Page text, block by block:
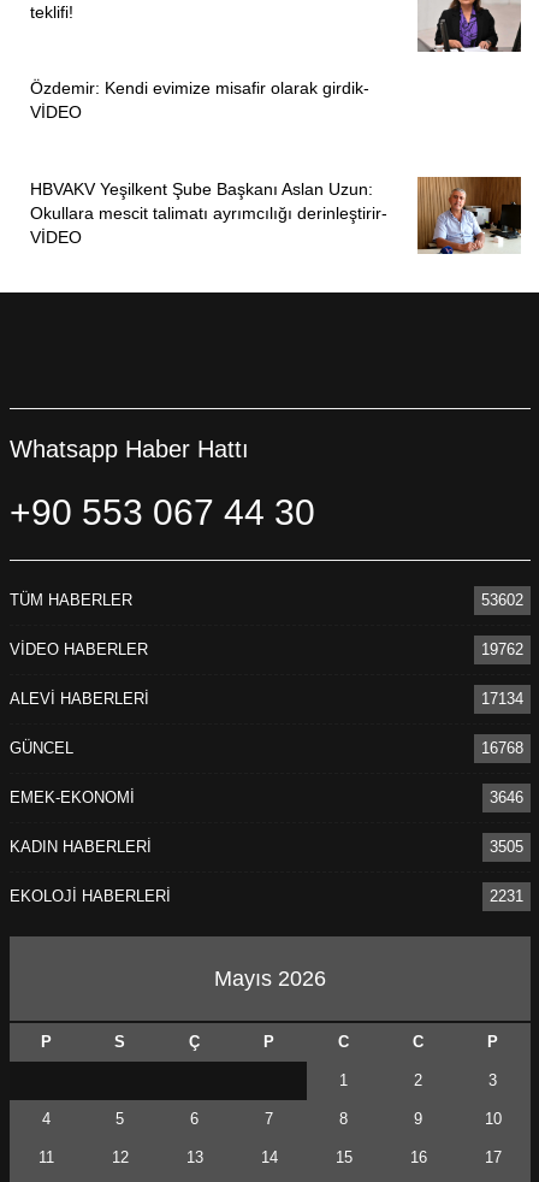
teklifi!
Özdemir: Kendi evimize misafir olarak girdik-
VİDEO
HBVAKV Yeşilkent Şube Başkanı Aslan Uzun:
Okullara mescit talimatı ayrımcılığı derinleştirir-
VİDEO
Whatsapp Haber Hattı
+90 553 067 44 30
TÜM HABERLER 53602
VİDEO HABERLER 19762
ALEVİ HABERLERİ 17134
GÜNCEL 16768
EMEK-EKONOMİ 3646
KADIN HABERLERİ 3505
EKOLOJİ HABERLERİ 2231
Mayıs 2026
P S Ç P C C P
1 2 3
4 5 6 7 8 9 10
11 12 13 14 15 16 17